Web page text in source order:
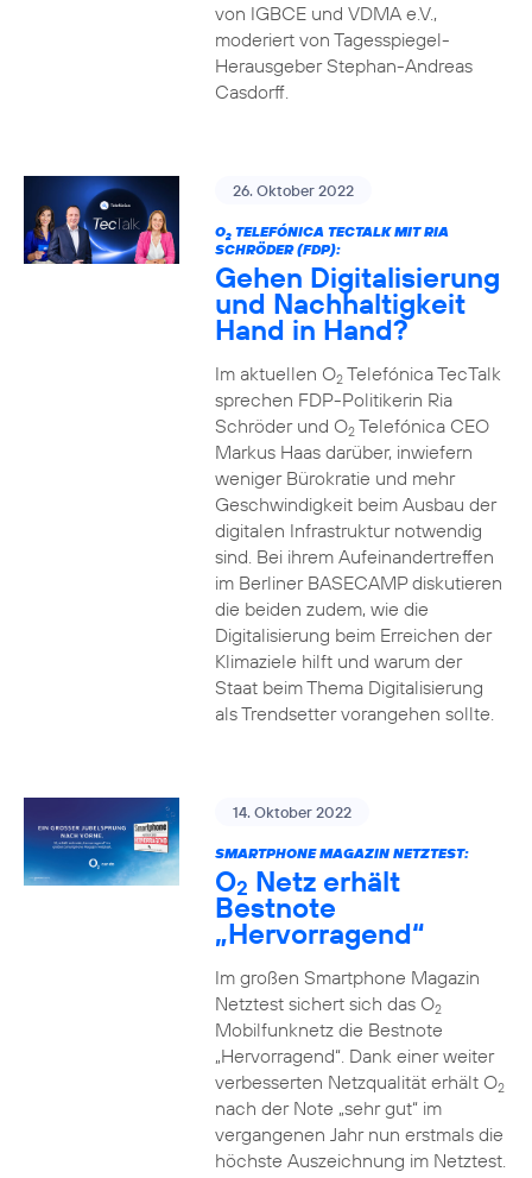
von IGBCE und VDMA e.V.,
moderiert von Tagesspiegel-
Herausgeber Stephan-Andreas
Casdorff.
26. Oktober 2022
O2TELEFÓNICA TECTALK MIT RIA
SCHRÖDER (FDP):
Gehen Digitalisierung
und Nachhaltigkeit
Hand in Hand?
Im aktuellen O2Telefónica TecTalk
sprechen FDP-Politikerin Ria
Schröder und O2Telefónica CEO
Markus Haas darüber, inwiefern
weniger Bürokratie und mehr
Geschwindigkeit beim Ausbau der
digitalen Infrastruktur notwendig
sind. Bei ihrem Aufeinandertreffen
im Berliner BASECAMP diskutieren
die beiden zudem, wie die
Digitalisierung beim Erreichen der
Klimaziele hilft und warum der
Staat beim Thema Digitalisierung
als Trendsetter vorangehen sollte.
14. Oktober 2022
SMARTPHONE MAGAZIN NETZTEST:
O2 Netz erhält
Bestnote
„Hervorragend“
Im großen Smartphone Magazin
Netztest sichert sich das O2
Mobilfunknetz die Bestnote
„Hervorragend“. Dank einer weiter
verbesserten Netzqualität erhält O2
nach der Note „sehr gut“ im
vergangenen Jahr nun erstmals die
höchste Auszeichnung im Netztest.